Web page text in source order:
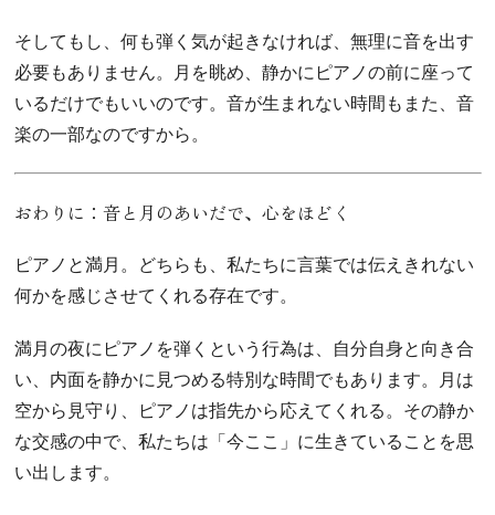
そしてもし、何も弾く気が起きなければ、無理に音を出す
必要もありません。月を眺め、静かにピアノの前に座って
いるだけでもいいのです。音が生まれない時間もまた、音
楽の一部なのですから。
おわりに：音と月のあいだで、心をほどく
ピアノと満月。どちらも、私たちに言葉では伝えきれない
何かを感じさせてくれる存在です。
満月の夜にピアノを弾くという行為は、自分自身と向き合
い、内面を静かに見つめる特別な時間でもあります。月は
空から見守り、ピアノは指先から応えてくれる。その静か
な交感の中で、私たちは「今ここ」に生きていることを思
い出します。